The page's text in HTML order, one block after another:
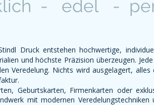
- edel -
Druck entstehen hochwertige,
und höchste Präzision überzeugen.
Veredelung. Nichts wird ausgelagert,
Geburtskarten, Firmenkarten oder
mit modernen